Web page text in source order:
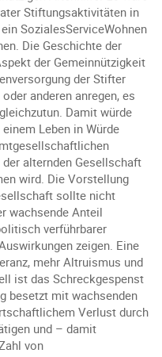
Stiftungsaktivitäten in
SozialesServiceWohnen
Die Geschichte der
der Gemeinnützigkeit
der Stifter
anderen anregen, es
Damit würde
Leben in Würde
alternden Gesellschaft
wird. Die Vorstellung
sollte nicht
wachsende Anteil
verführbarer
zeigen. Eine
mehr Altruismus und
ist das Schreckgespenst
besetzt mit wachsenden
Verlust durch
und – damit
von